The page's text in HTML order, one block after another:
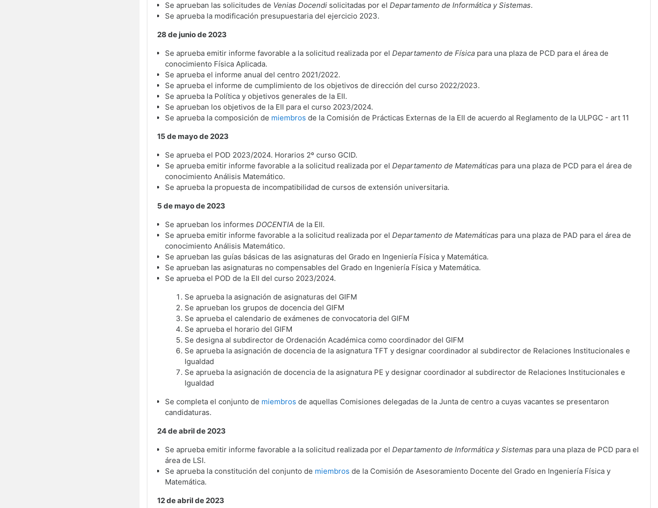
Se aprueban las solicitudes de Venias Docendi solicitadas por el Departamento de Informática y Sistemas.
Se aprueba la modificación presupuestaria del ejercicio 2023.
28 de junio de 2023
Se aprueba emitir informe favorable a la solicitud realizada por el Departamento de Física para una plaza de PCD para el área de
conocimiento Física Aplicada.
Se aprueba el informe anual del centro 2021/2022.
Se aprueba el informe de cumplimiento de los objetivos de dirección del curso 2022/2023.
Se aprueba la Política y objetivos generales de la EII.
Se aprueban los objetivos de la EII para el curso 2023/2024.
Se aprueba la composición de miembros de la Comisión de Prácticas Externas de la EII de acuerdo al Reglamento de la ULPGC - art 11
15 de mayo de 2023
Se aprueba el POD 2023/2024. Horarios 2º curso GCID.
Se aprueba emitir informe favorable a la solicitud realizada por el Departamento de Matemáticas para una plaza de PCD para el área de
conocimiento Análisis Matemático.
Se aprueba la propuesta de incompatibilidad de cursos de extensión universitaria.
5 de mayo de 2023
Se aprueban los informes DOCENTIA de la EII.
Se aprueba emitir informe favorable a la solicitud realizada por el Departamento de Matemáticas para una plaza de PAD para el área de
conocimiento Análisis Matemático.
Se aprueban las guías básicas de las asignaturas del Grado en Ingeniería Física y Matemática.
Se aprueban las asignaturas no compensables del Grado en Ingeniería Física y Matemática.
Se aprueba el POD de la EII del curso 2023/2024.
Se aprueba la asignación de asignaturas del GIFM
Se aprueban los grupos de docencia del GIFM
Se aprueba el calendario de exámenes de convocatoria del GIFM
Se aprueba el horario del GIFM
Se designa al subdirector de Ordenación Académica como coordinador del GIFM
Se aprueba la asignación de docencia de la asignatura TFT y designar coordinador al subdirector de Relaciones Institucionales e
Igualdad
Se aprueba la asignación de docencia de la asignatura PE y designar coordinador al subdirector de Relaciones Institucionales e
Igualdad
Se completa el conjunto de miembros de aquellas Comisiones delegadas de la Junta de centro a cuyas vacantes se presentaron
candidaturas.
24 de abril de 2023
Se aprueba emitir informe favorable a la solicitud realizada por el Departamento de Informática y Sistemas para una plaza de PCD para el
área de LSI.
Se aprueba la constitución del conjunto de miembros de la Comisión de Asesoramiento Docente del Grado en Ingeniería Física y
Matemática.
12 de abril de 2023